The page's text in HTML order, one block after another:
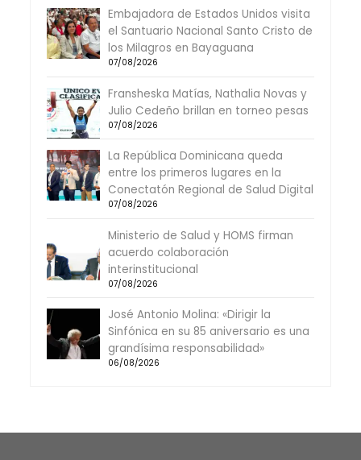
Embajadora de Estados Unidos visita
el Santuario Nacional Santo Cristo de
los Milagros en Bayaguana
07/08/2026
Fransheska Matías, Nathalia Novas y
Julio Cedeño brillan en torneo pesas
07/08/2026
La República Dominicana queda
entre los primeros lugares en la
Conectatón Regional de Salud Digital
07/08/2026
Ministerio de Salud y HOMS firman
acuerdo colaboración
interinstitucional
07/08/2026
José Antonio Molina: «Dirigir la
Sinfónica en su 85 aniversario es una
grandísima responsabilidad»
06/08/2026